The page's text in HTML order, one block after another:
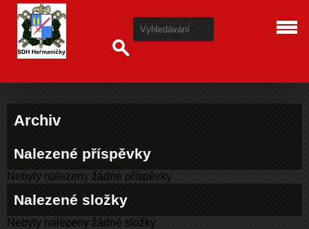
Archiv
Nalezené příspěvky
Nebyly nalezeny žádné příspěvky
Nalezené složky
Nebyly nalezeny žádné složky